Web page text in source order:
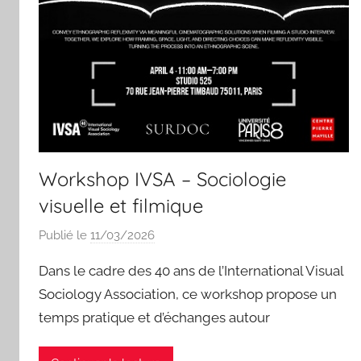
Workshop IVSA – Sociologie
visuelle et filmique
Publié le 11/03/2026
r
I
s
Dans le cadre des 40 ans de l’International Visual
Sociology Association, ce workshop propose un
temps pratique et d’échanges autour